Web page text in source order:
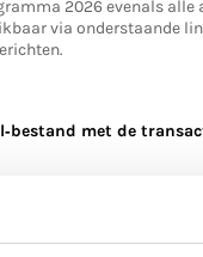
2026 evenals alle
via onderstaande
met de
aankondiging